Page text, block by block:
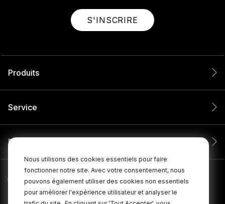
Nous utilisons des cookies essentiels pour faire
fonctionner notre site. Avec votre consentement, nous
pouvons également utiliser des cookies non essentiels
pour améliorer l'expérience utilisateur et analyser le
S'INSCRIRE
Produits
Service
Entreprise